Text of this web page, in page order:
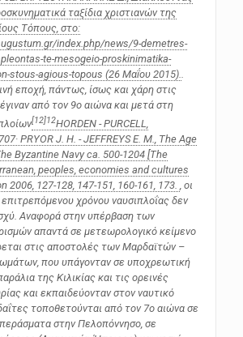
ταξίδια χριστιανών της
Τόπους, στο:
index.php/news/9-demetres-
te-mesogeio-proskinimatika-
stous-agious-topous (26 Mαΐου 2015).
εποχή, πάντως, ίσως και χάρη στις
από τον 9o αιώνα και μετά στη
[12]12HORDEN - PURCELL,
PRYOR J. H. - JEFFREYS E. M., The Age
Byzantine Navy ca. 500-1204 [The
peoples, economies and cultures
2006, 127-128, 147-151, 160-161, 173.
, οι
επιτρεπόμενου χρόνου ναυσιπλοΐας δεν
Αναφορά στην υπέρβαση των
απαντά σε μετεωρολογικό κείμενο
στις αποστολές των Μαρδαϊτών –
που υπάγονταν σε υποχρεωτική
της Κιλικίας και τις ορεινές
και εκπαιδεύονταν στον ναυτικό
τοποθετούνται από τον 7ο αιώνα σε
στην Πελοπόννησο, σε